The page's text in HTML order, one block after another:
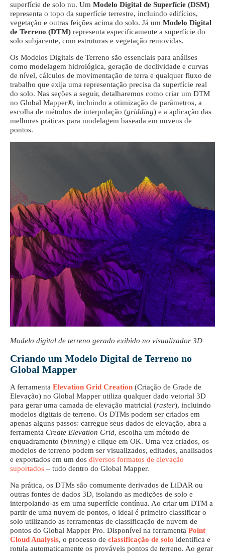
superfície de solo nu. Um Modelo Digital de Superfície (DSM)
representa o topo da superfície terrestre, incluindo edifícios,
vegetação e outras feições acima do solo. Já um Modelo Digital
de Terreno (DTM) representa especificamente a superfície do
solo subjacente, com estruturas e vegetação removidas.
Os Modelos Digitais de Terreno são essenciais para análises
como modelagem hidrológica, geração de declividade e curvas
de nível, cálculos de movimentação de terra e qualquer fluxo de
trabalho que exija uma representação precisa da superfície real
do solo. Nas seções a seguir, detalharemos como criar um DTM
no Global Mapper®, incluindo a otimização de parâmetros, a
escolha de métodos de interpolação (gridding) e a aplicação das
melhores práticas para modelagem baseada em nuvens de
pontos.
Modelo digital de terreno gerado exibido no visualizador 3D
Criando um Modelo Digital de Terreno no
Global Mapper
A ferramenta Elevation Grid Creation (Criação de Grade de
Elevação) no Global Mapper utiliza qualquer dado vetorial 3D
para gerar uma camada de elevação matricial (raster), incluindo
modelos digitais de terreno. Os DTMs podem ser criados em
apenas alguns passos: carregue seus dados de elevação, abra a
ferramenta Create Elevation Grid, escolha um método de
enquadramento (binning) e clique em OK. Uma vez criados, os
modelos de terreno podem ser visualizados, editados, analisados
e exportados em um dos diversos formatos de elevação
suportados – tudo dentro do Global Mapper.
Na prática, os DTMs são comumente derivados de LiDAR ou
outras fontes de dados 3D, isolando as medições de solo e
interpolando-as em uma superfície contínua. Ao criar um DTM a
partir de uma nuvem de pontos, o ideal é primeiro classificar o
solo utilizando as ferramentas de classificação de nuvem de
pontos do Global Mapper Pro. Disponível na ferramenta Point
Cloud Analysis, o processo de classificação de solo identifica e
rotula automaticamente os prováveis pontos de terreno. Ao gerar